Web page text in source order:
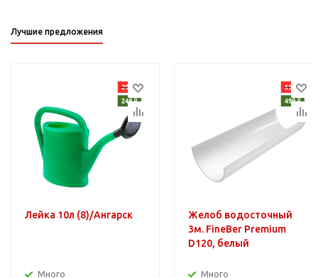
Лучшие предложения
Лейка 10л (8)/Ангарск
Много
Желоб водосточный
3м. FineBer Premium
D120, белый
Много